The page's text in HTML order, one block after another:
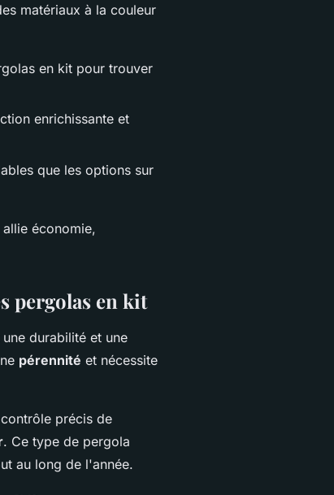
matériaux à la couleur
en kit pour trouver
enrichissante et
que les options sur
économie,
pergolas en kit
durabilité et une
pérennité et nécessite
précis de
. Ce type de pergola
au long de l'année.